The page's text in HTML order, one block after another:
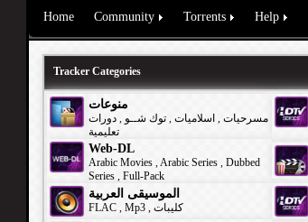
Home Community Torrents Help
Tracker Categories
منوعات
مسرحيات , اسلاميات , توك شــو , دورات
تعليمية
Web-DL
Arabic Movies ,Arabic Series , Dubbed
Series , Full-Pack
الموسيقى العربية
FLAC , Mp3 , كليبات